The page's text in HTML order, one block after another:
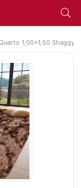
1,00×1,50 Shaggy